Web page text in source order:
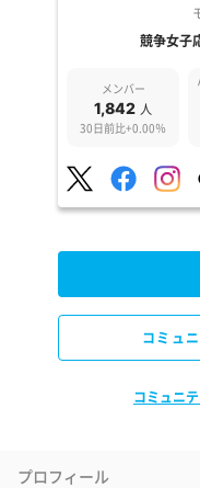
競争女子
メンバー
1,842 人
30日前比+0.00％
コミュ
コミュニ
プロフィール